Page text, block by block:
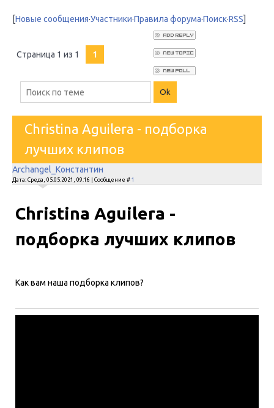
[Новые сообщения·Участники·Правила форума·Поиск·RSS]
Страница 1 из 1 1
Christina Aguilera - подборка
лучших клипов
Archangel_Константин
Дата: Среда, 05.05.2021, 09:16 | Сообщение # 1
Christina Aguilera -
подборка лучших клипов
Как вам наша подборка клипов?